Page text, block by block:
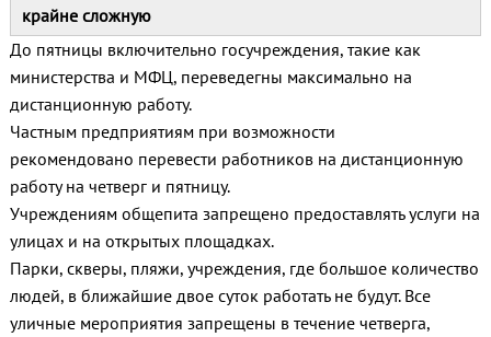
крайне сложную
До пятницы включительно госучреждения, такие как
министерства и МФЦ, переведегны максимально на
дистанционную работу.
Частным предприятиям при возможности
рекомендовано перевести работников на дистанционную
работу на четверг и пятницу.
Учреждениям общепита запрещено предоставлять услуги на
улицах и на открытых площадках.
Парки, скверы, пляжи, учреждения, где большое количество
людей, в ближайшие двое суток работать не будут. Все
уличные мероприятия запрещены в течение четверга,